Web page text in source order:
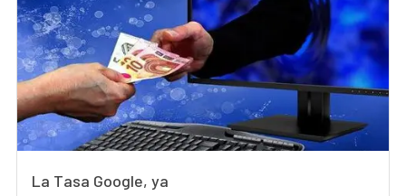
La Tasa Google, ya